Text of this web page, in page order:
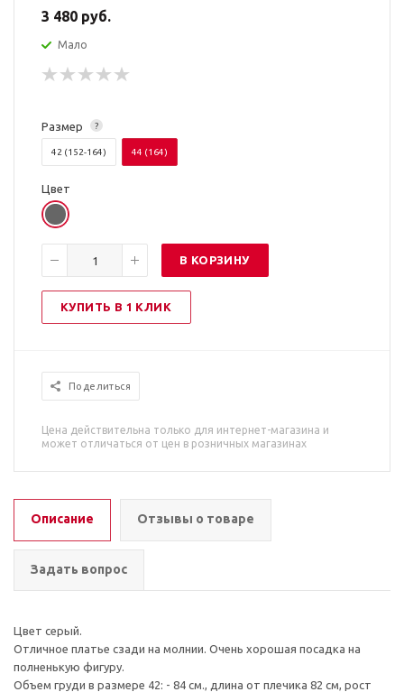
3 480 руб.
Мало
?
Размер
42 (152-164) 44 (164)
Цвет
В КОРЗИНУ
КУПИТЬ В 1 КЛИК
Поделиться
Цена действительна только для интернет-магазина и
может отличаться от цен в розничных магазинах
Описание Отзывы о товаре
Задать вопрос
Цвет серый.
Отличное платье сзади на молнии. Очень хорошая посадка на
полненькую фигуру.
Объем груди в размере 42: - 84 см., длина от плечика 82 см, рост